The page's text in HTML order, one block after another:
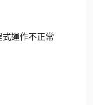
運作不正常